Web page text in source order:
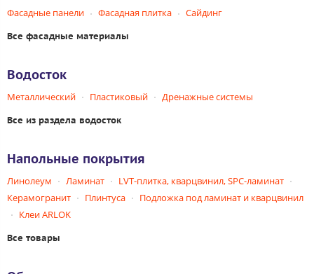
Фасадные панели Фасадная плитка Сайдинг
Все фасадные материалы
Водосток
Металлический Пластиковый Дренажные системы
Все из раздела водосток
Напольные покрытия
Линолеум Ламинат
LVT-плитка, кварцвинил, SPC-ламинат
Керамогранит
Плинтуса
Подложка под ламинат и кварцвинил
Клеи ARLOK
Все товары